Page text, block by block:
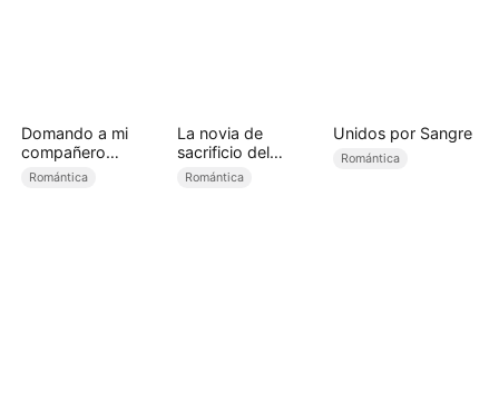
Domando a mi
compañero
rebelde（Doblado)
Romántica
La novia de
sacrificio del
príncipe alfa
Romántica
Unidos por Sangre
Romántica